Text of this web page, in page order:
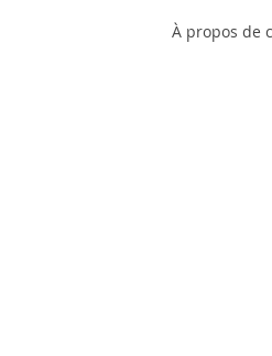
À propos de